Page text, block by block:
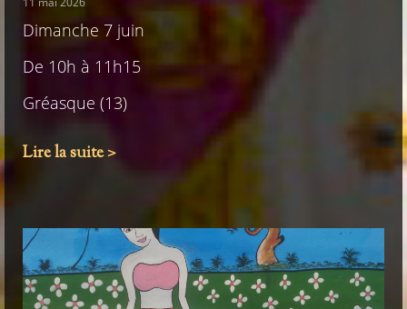
Dimanche 7 juin
De 10h à 11h15
Gréasque (13)
Lire la suite >